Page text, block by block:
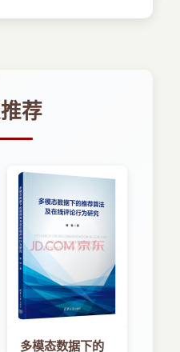
络
协议
器
！
计量仪
荐
多模态数据下的